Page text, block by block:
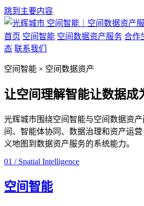
跳到主要内容
空间智能｜空间数据资产
首页 空间智能 空间数据资产服务 合作
态 联系我们
空间智能 × 空间数据资产
让空间理解智能让数据成
光辉城市围绕空间智能与空间数据资
间、智能体协同、数据治理和资产运
义地图到数据资产服务的系统能力。
01 / Spatial Intelligence
空间智能